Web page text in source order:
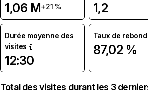
1,06 M+21 % 1,2
Durée moyenne des
visites
12:30
Taux de rebond
87,02 %
Total des visites durant les 3